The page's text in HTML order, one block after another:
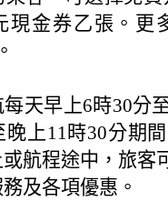
現金券乙張。更
。
天早上6時30分
晚上11時30分期
航程途中， 旅客
及各項優惠。